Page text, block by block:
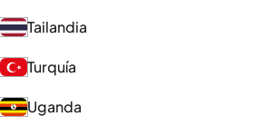
Tailandia
Turquía
Uganda